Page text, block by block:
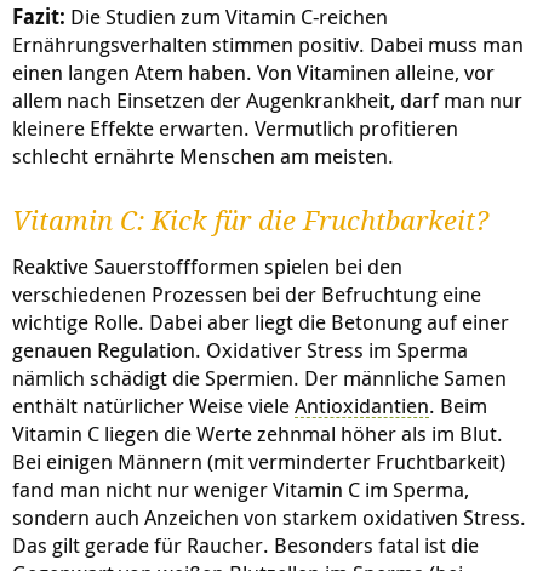
Fazit: Die Studien zum Vitamin C-reichen
Ernährungsverhalten stimmen positiv. Dabei muss man
einen langen Atem haben. Von Vitaminen alleine, vor
allem nach Einsetzen der Augenkrankheit, darf man nur
kleinere Effekte erwarten. Vermutlich profitieren
schlecht ernährte Menschen am meisten.
Vitamin C: Kick für die Fruchtbarkeit?
Reaktive Sauerstoffformen spielen bei den
verschiedenen Prozessen bei der Befruchtung eine
wichtige Rolle. Dabei aber liegt die Betonung auf einer
genauen Regulation. Oxidativer Stress im Sperma
nämlich schädigt die Spermien. Der männliche Samen
enthält natürlicher Weise vieleAntioxidantien. Beim
Vitamin C liegen die Werte zehnmal höher als im Blut.
Bei einigen Männern (mit verminderter Fruchtbarkeit)
fand man nicht nur weniger Vitamin C im Sperma,
sondern auch Anzeichen von starkem oxidativen Stress.
Das gilt gerade für Raucher. Besonders fatal ist die